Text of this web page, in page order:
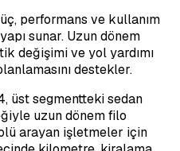
performans ve kullanım
sunar. Uzun dönem
değişimi ve yol yardımı
destekler.
üst segmentteki sedan
uzun dönem filo
arayan işletmeler için